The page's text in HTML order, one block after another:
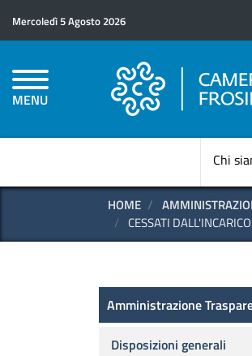
Mercoledì 5 Agosto 2026
MENU
Chi
HOME
CESSATI DALL'INCARICO
Amministrazione
Disposizioni generali